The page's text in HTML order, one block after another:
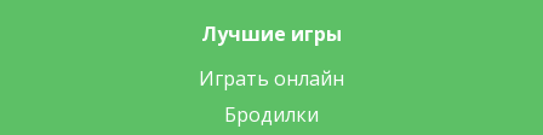
Лучшие игры
Играть онлайн
Бродилки